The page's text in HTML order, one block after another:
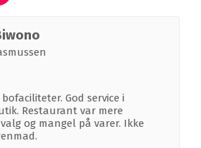
God service i
Restaurant var mere
og mangel på varer. Ikke